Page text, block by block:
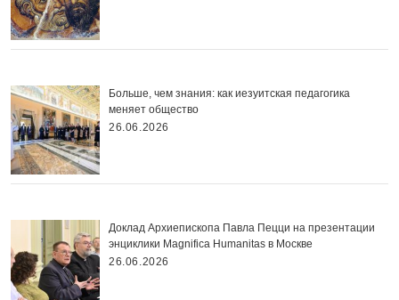
Больше, чем знания: как иезуитская педагогика
меняет общество
26.06.2026
Доклад Архиепископа Павла Пецци на презентации
энциклики Magnifica Нumanitas в Москве
26.06.2026